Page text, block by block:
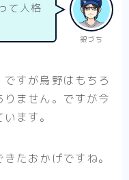
銀づち
て人格
すが烏野はもちろ
ません。ですが今
ます。
たおかげですね。